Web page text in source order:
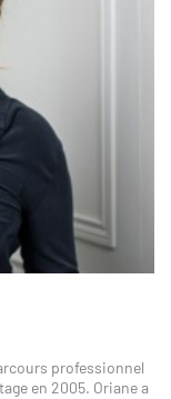
professionnel
en 2005. Oriane a